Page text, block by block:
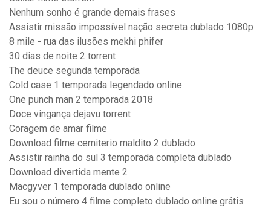
Nenhum sonho é grande demais frases
Assistir missão impossível nação secreta dublado 1080p
8 mile - rua das ilusões mekhi phifer
30 dias de noite 2 torrent
The deuce segunda temporada
Cold case 1 temporada legendado online
One punch man 2 temporada 2018
Doce vingança dejavu torrent
Coragem de amar filme
Download filme cemiterio maldito 2 dublado
Assistir rainha do sul 3 temporada completa dublado
Download divertida mente 2
Macgyver 1 temporada dublado online
Eu sou o número 4 filme completo dublado online grátis